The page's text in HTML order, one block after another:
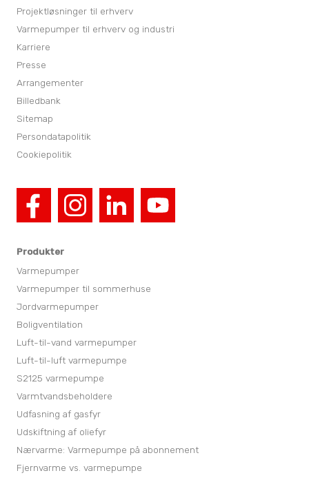
Produkter
Varmepumper
Varmepumper til sommerhuse
Jordvarmepumper
Boligventilation
Luft-til-vand varmepumper
Luft-til-luft varmepumpe
S2125 varmepumpe
Varmtvandsbeholdere
Udfasning af gasfyr
Udskiftning af oliefyr
Nærvarme: Varmepumpe på abonnement
Fjernvarme vs. varmepumpe
Projektløsninger til erhverv
Varmepumper til erhverv og industri
Karriere
Presse
Arrangementer
Billedbank
Sitemap
Persondatapolitik
Cookiepolitik